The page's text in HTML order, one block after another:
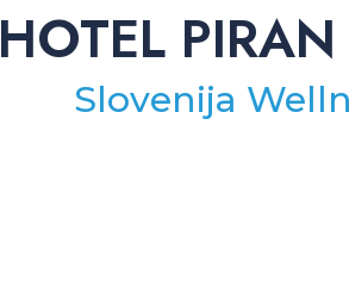
HOTEL
Slovenija